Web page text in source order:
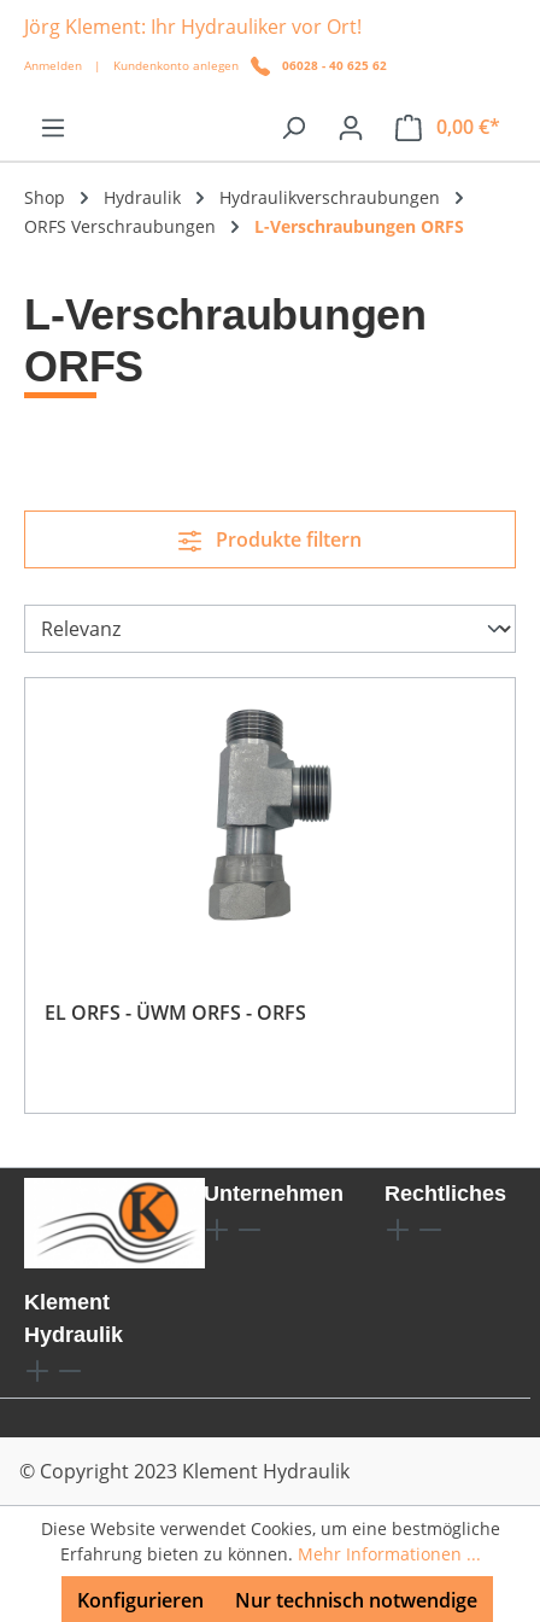
springen
Jörg Klement: Ihr Hydrauliker vor Ort!
Anmelden | Kundenkonto anlegen 06028 - 40 625 62
0,00 €*
Shop Hydraulik
Hydraulikverschraubungen
ORFS Verschraubungen
L-Verschraubungen ORFS
L-Verschraubungen
ORFS
Produkte filtern
EL ORFS - ÜWM ORFS - ORFS
Klement
Hydraulik
Unternehmen Rechtliches
© Copyright 2023 Klement Hydraulik
Diese Website verwendet Cookies, um eine bestmögliche
Erfahrung bieten zu können. Mehr Informationen ...
Nur technisch notwendige
Konfigurieren